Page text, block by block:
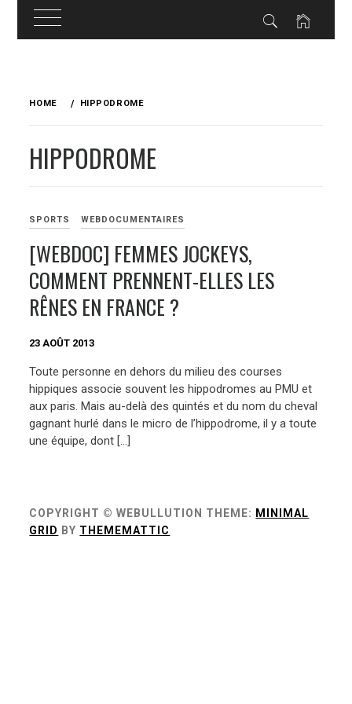
HOME HIPPODROME
HIPPODROME
SPORTS WEBDOCUMENTAIRES
[WEBDOC] FEMMES JOCKEYS,
COMMENT PRENNENT-ELLES LES
RÊNES EN FRANCE ?
23 AOÛT 2013
Toute personne en dehors du milieu des courses
hippiques associe souvent les hippodromes au PMU et
aux paris. Mais au-delà des quintés et du nom du cheval
gagnant hurlé dans le micro de l’hippodrome, il y a toute
une équipe, dont […]
COPYRIGHT © WEBULLUTION THEME: MINIMAL
GRID BY THEMEMATTIC